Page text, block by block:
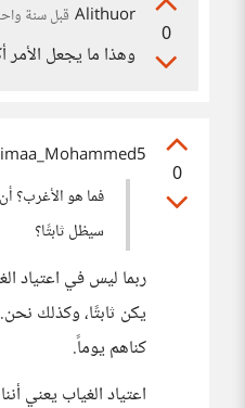
0
Alithuor قبل سنة
وهذا ما يجعل
0
فما هو الأغرب؟
سيظل ثابتًا؟
ربما ليس في اعتياد
يكن ثابتًا، وكذلك
كناهم يوماً.
اعتياد الغياب يعني